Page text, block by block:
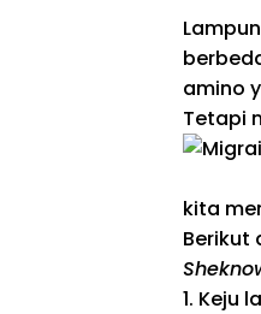
amino
Tetapi
kita
Berikut
1. Keju